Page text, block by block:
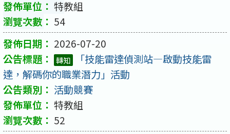
特教組
54
2026-07-20
轉知
「技能雷達偵測站—啟動技能雷
達，解碼你的職業潛力」活動
活動競賽
特教組
52